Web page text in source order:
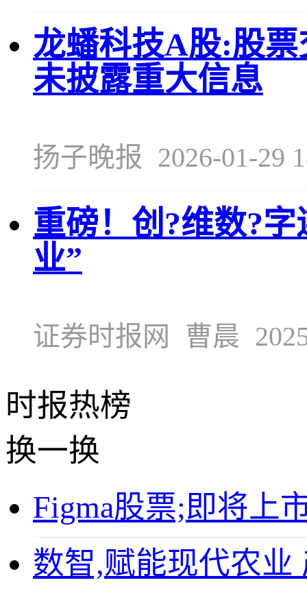
龙蟠科技A股:股
未披露重大信息
扬子晚报 2026-01-29
重磅！创?维数?
业”
证券时报网 曹晨
时报热榜
换一换
Figma股票;即将上
数智,赋能现代农业